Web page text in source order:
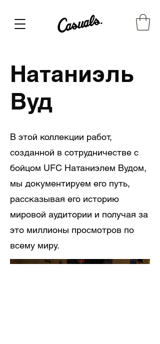
Натаниэль
Вуд
В этой коллекции работ,
созданной в сотрудничестве с
бойцом UFC Натаниэлем Вудом,
мы документируем его путь,
рассказывая его историю
мировой аудитории и получая за
это миллионы просмотров по
всему миру.